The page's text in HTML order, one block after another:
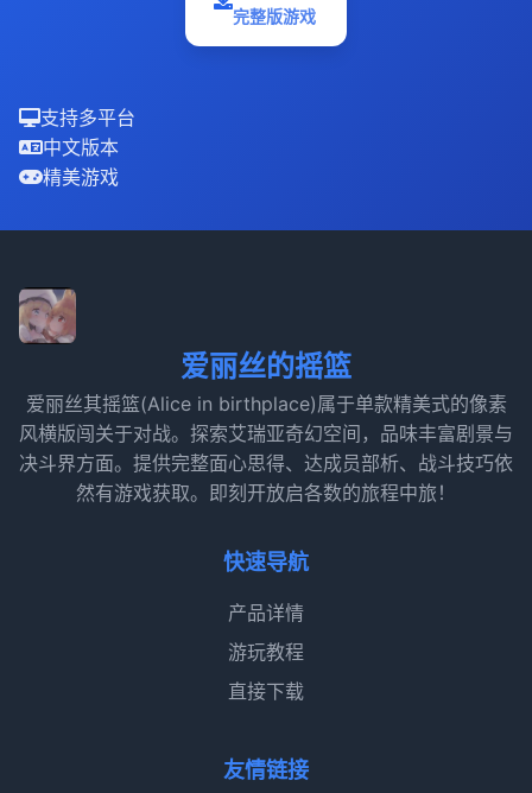
完整版游戏
支持多平台
中文版本
精美游戏
爱丽丝的摇篮
爱丽丝其摇篮(Alice in birthplace)属于单款精美式的像素
风横版闯关于对战。探索艾瑞亚奇幻空间，品味丰富剧景与
决斗界方面。提供完整面心思得、达成员部析、战斗技巧依
然有游戏获取。即刻开放启各数的旅程中旅！
快速导航
产品详情
游玩教程
直接下载
友情链接